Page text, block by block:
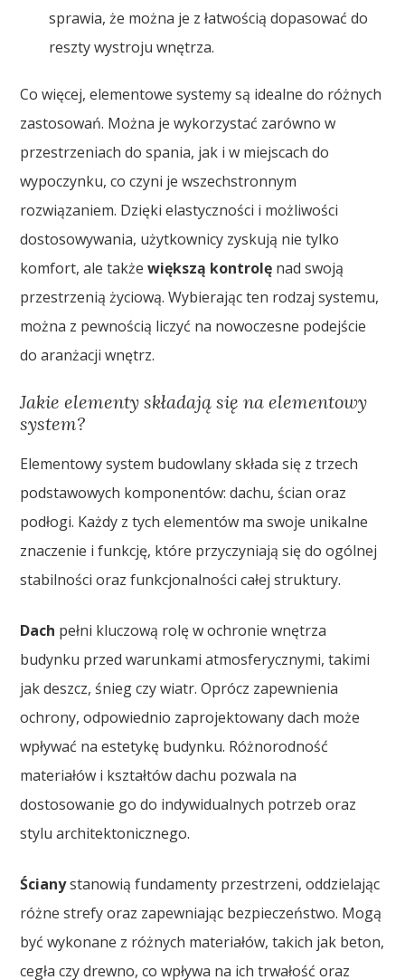
sprawia, że można je z łatwością dopasować do
reszty wystroju wnętrza.
Co więcej, elementowe systemy są idealne do różnych
zastosowań. Można je wykorzystać zarówno w
przestrzeniach do spania, jak i w miejscach do
wypoczynku, co czyni je wszechstronnym
rozwiązaniem. Dzięki elastyczności i możliwości
dostosowywania, użytkownicy zyskują nie tylko
komfort, ale takżewiększą kontrolę nad swoją
przestrzenią życiową. Wybierając ten rodzaj systemu,
można z pewnością liczyć na nowoczesne podejście
do aranżacji wnętrz.
Jakie elementy składają się na elementowy
system?
Elementowy system budowlany składa się z trzech
podstawowych komponentów: dachu, ścian oraz
podłogi. Każdy z tych elementów ma swoje unikalne
znaczenie i funkcję, które przyczyniają się do ogólnej
stabilności oraz funkcjonalności całej struktury.
Dach pełni kluczową rolę w ochronie wnętrza
budynku przed warunkami atmosferycznymi, takimi
jak deszcz, śnieg czy wiatr. Oprócz zapewnienia
ochrony, odpowiednio zaprojektowany dach może
wpływać na estetykę budynku. Różnorodność
materiałów i kształtów dachu pozwala na
dostosowanie go do indywidualnych potrzeb oraz
stylu architektonicznego.
Ścianystanowią fundamenty przestrzeni, oddzielając
różne strefy oraz zapewniając bezpieczeństwo. Mogą
być wykonane z różnych materiałów, takich jak beton,
cegła czy drewno, co wpływa na ich trwałość oraz